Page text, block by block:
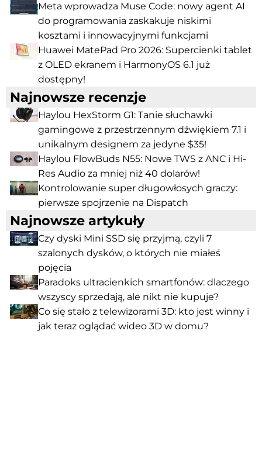
Meta wprowadza Muse Code: nowy agent AI
do programowania zaskakuje niskimi
kosztami i innowacyjnymi funkcjami
Huawei MatePad Pro 2026: Supercienki tablet
z OLED ekranem i HarmonyOS 6.1 już
dostępny!
Najnowsze recenzje
Haylou HexStorm G1: Tanie słuchawki
gamingowe z przestrzennym dźwiękiem 7.1 i
unikalnym designem za jedyne $35!
Haylou FlowBuds N55: Nowe TWS z ANC i Hi-
Res Audio za mniej niż 40 dolarów!
Kontrolowanie super długowłosych graczy:
pierwsze spojrzenie na Dispatch
Najnowsze artykuły
Czy dyski Mini SSD się przyjmą, czyli 7
szalonych dysków, o których nie miałeś
pojęcia
Paradoks ultracienkich smartfonów: dlaczego
wszyscy sprzedają, ale nikt nie kupuje?
Co się stało z telewizorami 3D: kto jest winny i
jak teraz oglądać wideo 3D w domu?